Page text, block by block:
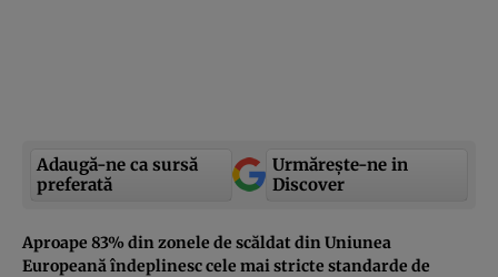
Adaugă-ne ca sursă
preferată
Urmărește-ne in
Discover
Aproape 83% din zonele de scăldat din Uniunea
Europeană îndeplinesc cele mai stricte standarde de